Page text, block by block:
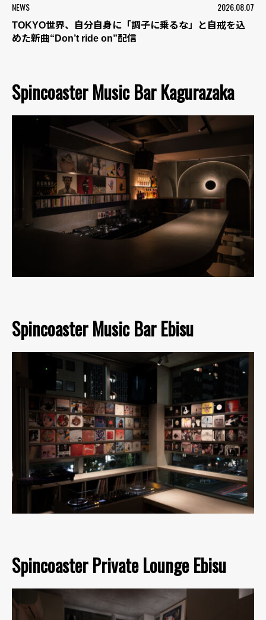
NEWS 2026.08.07
TOKYO世界、自分自身に「調子に乗るな」と自戒を込
めた新曲“Don’t ride on”配信
Spincoaster Music Bar Kagurazaka
Spincoaster Music Bar Ebisu
Spincoaster Private Lounge Ebisu